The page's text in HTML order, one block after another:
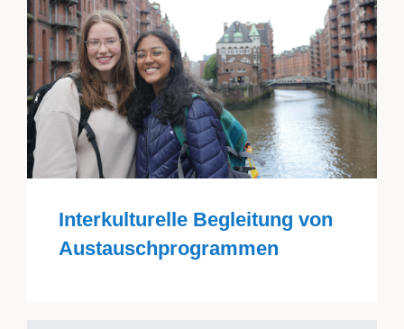
Interkulturelle Begleitung von
Austauschprogrammen